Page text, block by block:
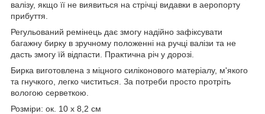
валізу, якщо її не виявиться на стрічці видавки в аеропорту
прибуття.
Регульований ремінець дає змогу надійно зафіксувати
багажну бирку в зручному положенні на ручці валізи та не
дасть змогу їй відпасти. Практична річ у дорозі.
Бирка виготовлена з міцного силіконового матеріалу, м'якого
та гнучкого, легко чиститься. За потреби просто протріть
вологою серветкою.
Розміри: ок. 10 х 8,2 см